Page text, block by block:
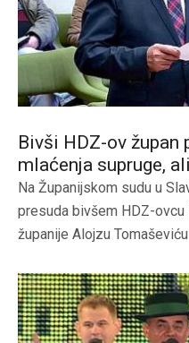
Bivši HDZ-ov župan
mlaćenja supruge,
Na Županijskom sudu u
presuda bivšem HDZ-
županije Alojzu